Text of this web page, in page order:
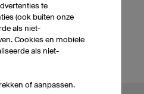
eSportshirts
te
(ook buiten onze
als niet-
Cookies en mobiele
als niet-
of aanpassen.